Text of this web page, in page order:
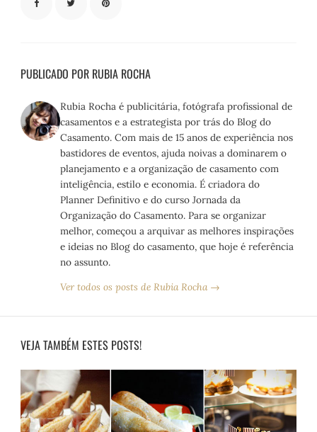
PUBLICADO POR RUBIA ROCHA
Rubia Rocha é publicitária, fotógrafa profissional de
casamentos e a estrategista por trás do Blog do
Casamento. Com mais de 15 anos de experiência nos
bastidores de eventos, ajuda noivas a dominarem o
planejamento e a organização de casamento com
inteligência, estilo e economia. É criadora do
Planner Definitivo e do curso Jornada da
Organização do Casamento. Para se organizar
melhor, começou a arquivar as melhores inspirações
e ideias no Blog do casamento, que hoje é referência
no assunto.
Ver todos os posts de Rubia Rocha →
VEJA TAMBÉM ESTES POSTS!